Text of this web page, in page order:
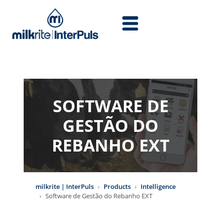
SOFTWARE DE
GESTÃO DO
REBANHO EXT
milkrite | InterPuls Products
Intelligence
Software de Gestão do Rebanho EXT